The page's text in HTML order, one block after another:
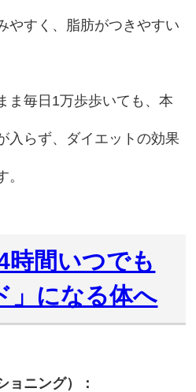
やすく、脂肪がつきやすい
ま毎日1万歩歩いても、本
入らず、ダイエットの効果
時間いつでも
」になる体へ
ョニング）：